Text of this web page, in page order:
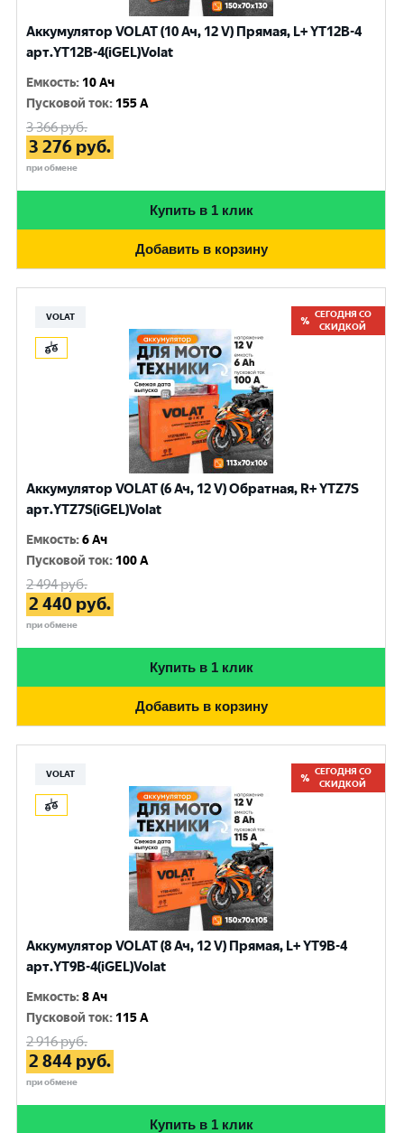
Аккумулятор VOLAT (10 Ач, 12 V) Прямая, L+ YT12B-4
арт.YT12B-4(iGEL)Volat
Емкость: 10 Ач
Пусковой ток: 155 A
3 366руб.
3 276 руб.
при обмене
Купить в 1 клик
Добавить в корзину
VOLAT
СЕГОДНЯ СО
СКИДКОЙ
Аккумулятор VOLAT (6 Ач, 12 V) Обратная, R+ YTZ7S
арт.YTZ7S(iGEL)Volat
Емкость:6 Ач
Пусковой ток: 100 A
2 494руб.
2 440 руб.
при обмене
Купить в 1 клик
Добавить в корзину
VOLAT
СЕГОДНЯ СО
СКИДКОЙ
Аккумулятор VOLAT (8 Ач, 12 V) Прямая, L+ YT9B-4
арт.YT9B-4(iGEL)Volat
Емкость:8 Ач
Пусковой ток: 115 A
2 916руб.
2 844 руб.
при обмене
Купить в 1 клик